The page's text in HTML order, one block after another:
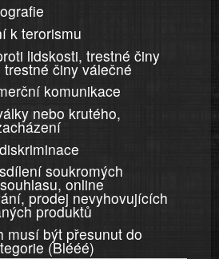
k terorismu
lidskosti, trestné činy
činy válečné
komunikace
nebo krutého,
soukromých
online
prodej nevyhovujících
produktů
musí být přesunut do
(Blééé)